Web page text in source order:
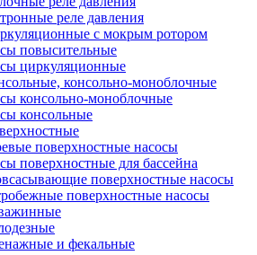
реле давления
с мокрым ротором
повысительные
циркуляционные
консольно-моноблочные
консольно-моноблочные
консольные
поверхностные насосы
поверхностные для бассейна
поверхностные насосы
поверхностные насосы
и фекальные